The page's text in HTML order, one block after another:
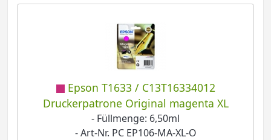
Epson T1633 / C13T16334012
Druckerpatrone Original magenta XL
- Füllmenge: 6,50ml
- Art-Nr. PC EP106-MA-XL-O